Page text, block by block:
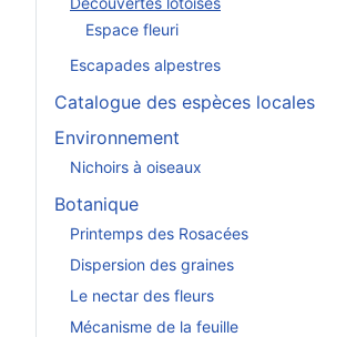
Espace fleuri
Escapades alpestres
Catalogue des espèces locales
Environnement
Nichoirs à oiseaux
Botanique
Printemps des Rosacées
Dispersion des graines
Le nectar des fleurs
Mécanisme de la feuille